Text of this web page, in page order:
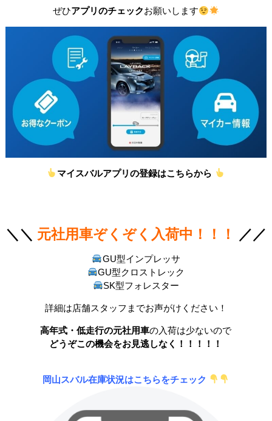
ぜひアプリのチェックお願いします
マイスバルアプリの登録はこちらから
＼＼ 元社用車ぞくぞく入荷中！！！ ／／
GU型インプレッサ
GU型クロストレック
SK型フォレスター
詳細は店舗スタッフまでお声がけください！
高年式・低走行の元社用車の入荷は少ないので
どうぞこの機会をお見逃しなく！！！！！
岡山スバル在庫状況はこちらをチェック